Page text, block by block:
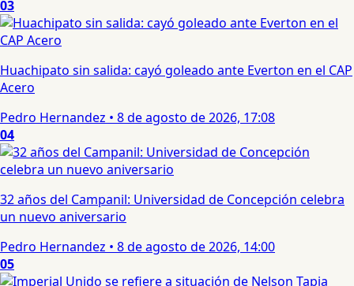
03
Huachipato sin salida: cayó goleado ante Everton en el CAP
Acero
Pedro Hernandez • 8 de agosto de 2026, 17:08
04
32 años del Campanil: Universidad de Concepción celebra
un nuevo aniversario
Pedro Hernandez • 8 de agosto de 2026, 14:00
05